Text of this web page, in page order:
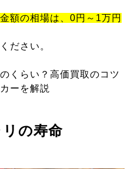
額の相場は、0円～1万円
ださい。
くらい？高価買取のコツ
ーを解説
の寿命